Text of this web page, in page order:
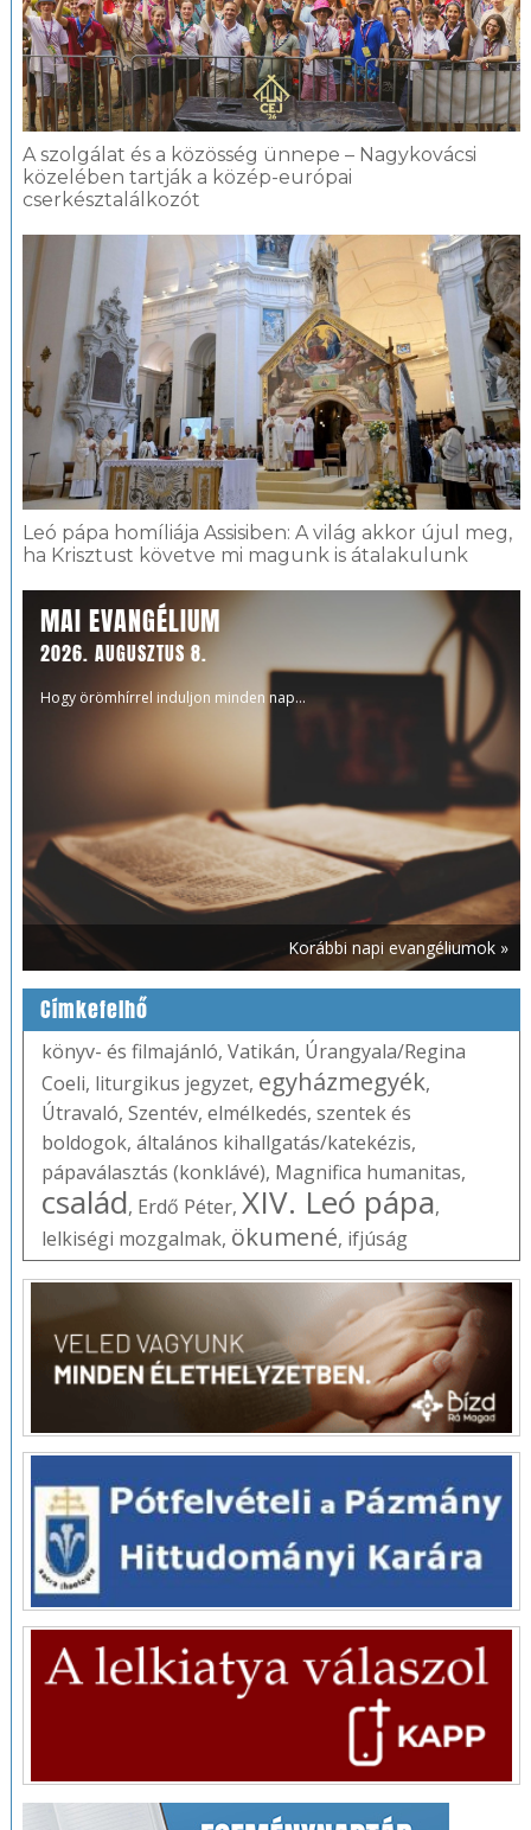
A szolgálat és a közösség ünnepe – Nagykovácsi
közelében tartják a közép-európai
cserkésztalálkozót
Leó pápa homíliája Assisiben: A világ akkor újul meg,
ha Krisztust követve mi magunk is átalakulunk
MAI EVANGÉLIUM
2026. AUGUSZTUS 8.
Hogy örömhírrel induljon minden nap...
Korábbi napi evangéliumok »
Címkefelhő
könyv- és filmajánló, Vatikán, Úrangyala/Regina
Coeli, liturgikus jegyzet, egyházmegyék,
Útravaló, Szentév, elmélkedés, szentek és
boldogok, általános kihallgatás/katekézis,
pápaválasztás (konklávé), Magnifica humanitas,
család, Erdő Péter, XIV. Leó pápa,
lelkiségi mozgalmak, ökumené, ifjúság